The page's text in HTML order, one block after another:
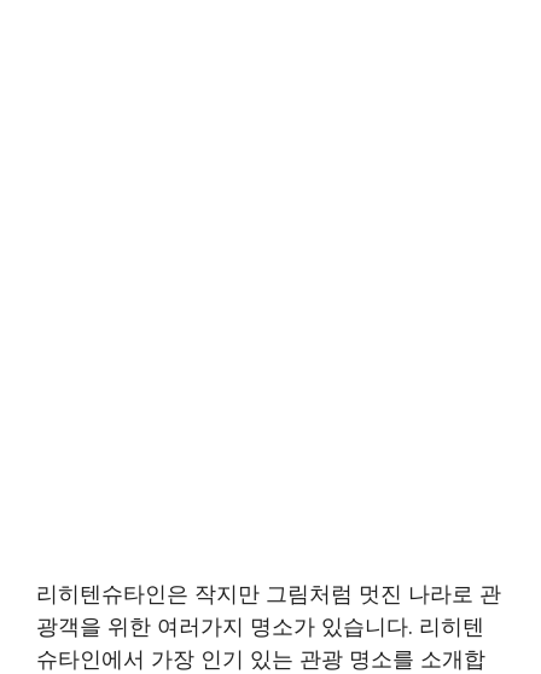
리히텐슈타인은 작지만 그림처럼 멋진 나라로 관
광객을 위한 여러가지 명소가 있습니다. 리히텐
슈타인에서 가장 인기 있는 관광 명소를 소개합